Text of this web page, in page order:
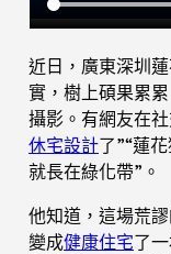
近日，廣東深圳
實，樹上碩果累
攝影。有網友在
休宅設計了”“蓮
就長在綠化帶”。
他知道，這場荒
變成健康住宅了